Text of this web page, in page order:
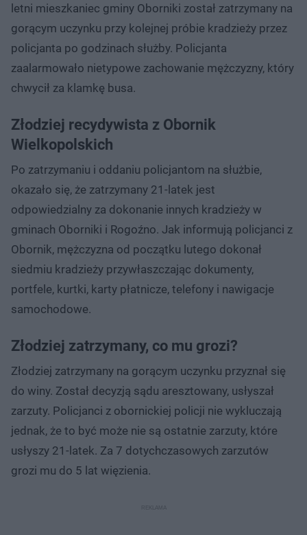
letni mieszkaniec gminy Oborniki został zatrzymany na
gorącym uczynku przy kolejnej próbie kradzieży przez
policjanta po godzinach służby. Policjanta
zaalarmowało nietypowe zachowanie mężczyzny, który
chwycił za klamkę busa.
Złodziej recydywista z Obornik
Wielkopolskich
Po zatrzymaniu i oddaniu policjantom na służbie,
okazało się, że zatrzymany 21-latek jest
odpowiedzialny za dokonanie innych kradzieży w
gminach Oborniki i Rogoźno. Jak informują policjanci z
Obornik, mężczyzna od początku lutego dokonał
siedmiu kradzieży przywłaszczając dokumenty,
portfele, kurtki, karty płatnicze, telefony i nawigacje
samochodowe.
Złodziej zatrzymany, co mu grozi?
Złodziej zatrzymany na gorącym uczynku przyznał się
do winy. Został decyzją sądu aresztowany, usłyszał
zarzuty. Policjanci z obornickiej policji nie wykluczają
jednak, że to być może nie są ostatnie zarzuty, które
usłyszy 21-latek. Za 7 dotychczasowych zarzutów
grozi mu do 5 lat więzienia.